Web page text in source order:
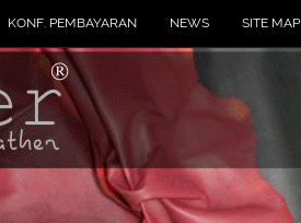
KONF. PEMBAYARAN NEWS SITE MAP